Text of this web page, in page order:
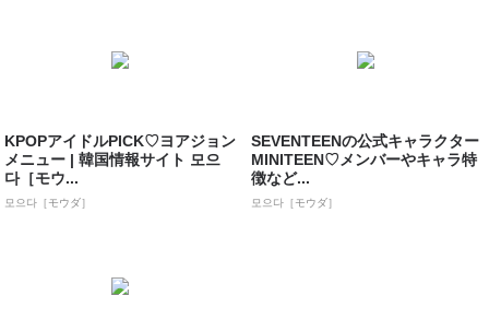
KPOPアイドルPICK♡ヨアジョン
メニュー | 韓国情報サイト 모으
다［モウ...
모으다［モウダ］
SEVENTEENの公式キャラクター
MINITEEN♡メンバーやキャラ特
徴など...
모으다［モウダ］